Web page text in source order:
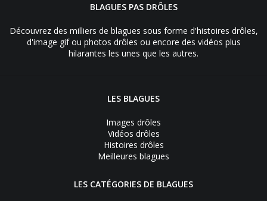
BLAGUES PAS DRÔLES
Découvrez des milliers de blagues sous forme d'histoires drôles,
d'image gif ou photos drôles ou encore des vidéos plus
hilarantes les unes que les autres.
LES BLAGUES
Images drôles
Vidéos drôles
Histoires drôles
Meilleures blagues
LES CATÉGORIES DE BLAGUES